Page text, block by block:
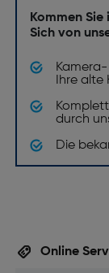
Kommen
Sich von
Ihre alte
durch
Die
Online